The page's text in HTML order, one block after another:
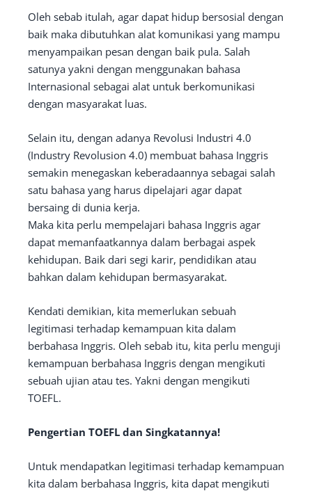
Oleh sebab itulah, agar dapat hidup bersosial dengan
baik maka dibutuhkan alat komunikasi yang mampu
menyampaikan pesan dengan baik pula. Salah
satunya yakni dengan menggunakan bahasa
Internasional sebagai alat untuk berkomunikasi
dengan masyarakat luas.
Selain itu, dengan adanya Revolusi Industri 4.0
(Industry Revolusion 4.0) membuat bahasa Inggris
semakin menegaskan keberadaannya sebagai salah
satu bahasa yang harus dipelajari agar dapat
bersaing di dunia kerja.
Maka kita perlu mempelajari bahasa Inggris agar
dapat memanfaatkannya dalam berbagai aspek
kehidupan. Baik dari segi karir, pendidikan atau
bahkan dalam kehidupan bermasyarakat.
Kendati demikian, kita memerlukan sebuah
legitimasi terhadap kemampuan kita dalam
berbahasa Inggris. Oleh sebab itu, kita perlu menguji
kemampuan berbahasa Inggris dengan mengikuti
sebuah ujian atau tes. Yakni dengan mengikuti
TOEFL.
Pengertian TOEFL dan Singkatannya!
Untuk mendapatkan legitimasi terhadap kemampuan
kita dalam berbahasa Inggris, kita dapat mengikuti